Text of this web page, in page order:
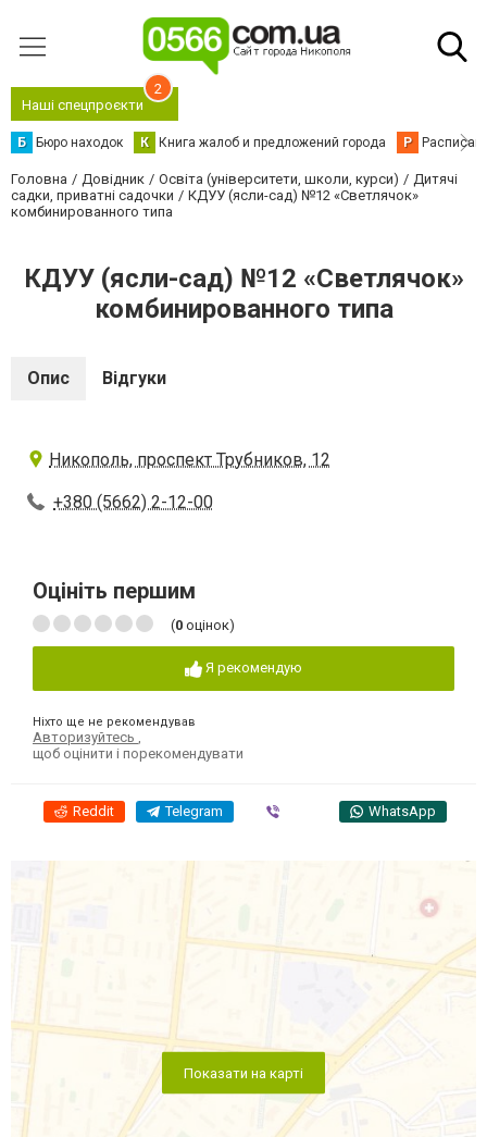
Наші спецпроєкти
2
Б Бюро находок К Книга жалоб и предложений города Р
Головна Довідник Освіта (університети, школи, курси)
Дитячі
садки, приватні садочки
КДУУ (ясли-сад) №12 «Светлячок»
комбинированного типа
КДУУ (ясли-сад) №12 «Светлячок»
комбинированного типа
Опис Відгуки
Никополь, проспект Трубников, 12
+380 (5662) 2-12-00
Оцініть першим
(0 оцінок)
Я рекомендую
Ніхто ще не рекомендував
Авторизуйтесь
щоб оцінити і порекомендувати
Reddit Telegram WhatsApp
Показати на карті